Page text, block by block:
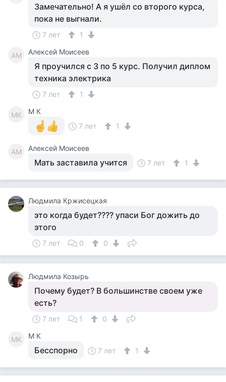
Замечательно! А я ушёл со второго курса,
пока не выгнали.
7 лет 1
АМ Алексей Моисеев
Я проучился с 3 по 5 курс. Получил диплом
техника электрика
7 лет 1
MК
M К
7 лет
1
АМ Алексей Моисеев
Мать заставила учится 7 лет 1
Людмила Кржисецкая
это когда будет???? упаси Бог дожить до
этого
7 лет 0 0
Людмила Козырь
Почему будет? В большинстве своем уже
есть?
7 лет 1 0
MК M К
Бесспорно 7 лет 1